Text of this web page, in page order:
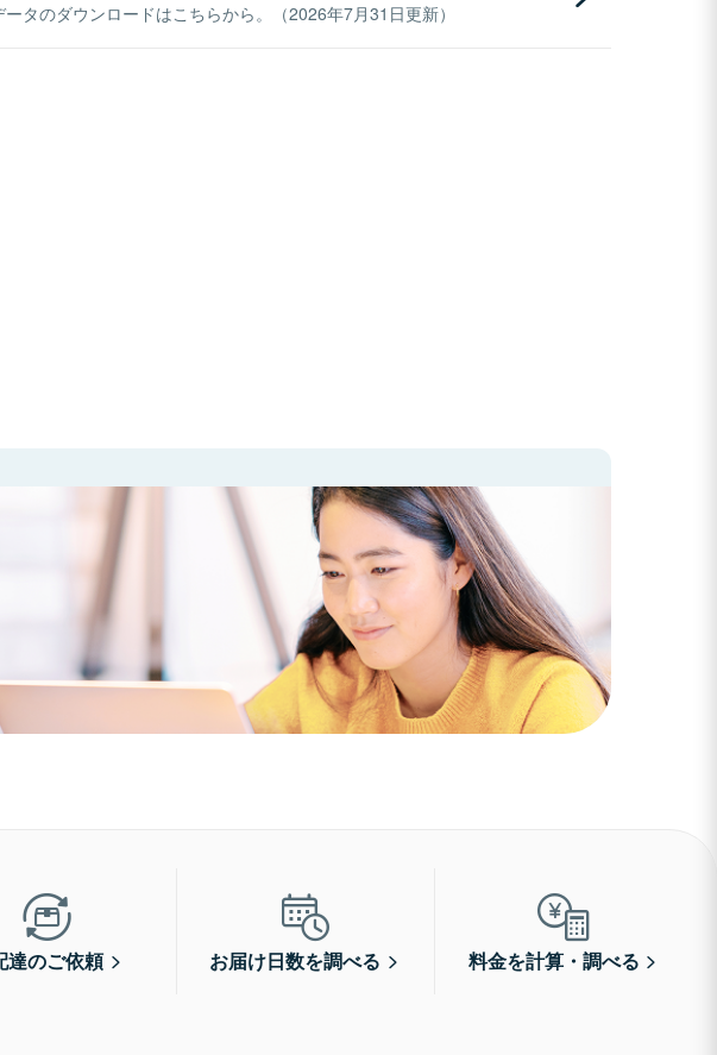
ータのダウンロードはこちらから。（2026年7月31日更新）
達のご依頼 お届け日数を調べる 料金を計算・調べる